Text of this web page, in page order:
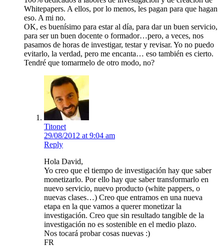
Whitepapers. A ellos, por lo menos, les pagan para que hagan
eso. A mi no.
OK, es buenísimo para estar al día, para dar un buen servicio,
para ser un buen docente o formador…pero, a veces, nos
pasamos de horas de investigar, testar y revisar. Yo no puedo
evitarlo, la verdad, pero me encanta… eso también es cierto.
Tendré que tomarmelo de otro modo, no?
Titonet
29/08/2012 at 9:04 am
Reply
Hola David,
Yo creo que el tiempo de investigación hay que saber
monetizarlo. Por ello hay que saber transformarlo en
nuevo servicio, nuevo producto (white pappers, o
nuevas clases…) Creo que entramos en una nueva
etapa en la que vamos a querer monetizar la
investigación. Creo que sin resultado tangible de la
investigación no es sostenible en el medio plazo.
Nos tocará probar cosas nuevas :)
FR